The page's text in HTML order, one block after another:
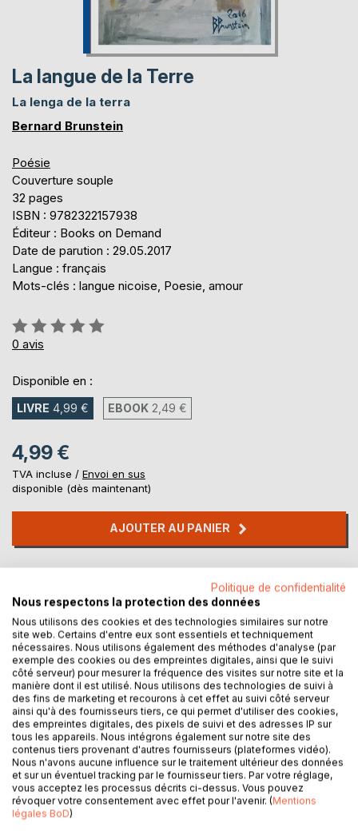
La langue de la Terre
La lenga de la terra
Bernard Brunstein
Poésie
Couverture souple
32 pages
ISBN : 9782322157938
Éditeur : Books on Demand
Date de parution : 29.05.2017
Langue : français
Mots-clés : langue nicoise, Poesie, amour
Évaluation:
0%
0 avis
Disponible en :
LIVRE 4,99 € EBOOK 2,49 €
4,99 €
TVA incluse / Envoi en sus
disponible (dès maintenant)
AJOUTER AU PANIER
DESCRIPTION
les mots chantent quand ils sont prononcés dans la langue
maternelle
AUTEUR(S)
Politique de confidentialité
Nous respectons la protection des données
Nous utilisons des cookies et des technologies similaires sur notre
site web. Certains d'entre eux sont essentiels et techniquement
nécessaires. Nous utilisons également des méthodes d'analyse (par
exemple des cookies ou des empreintes digitales, ainsi que le suivi
côté serveur) pour mesurer la fréquence des visites sur notre site et la
manière dont il est utilisé. Nous utilisons des technologies de suivi à
des fins de marketing et recourons à cet effet au suivi côté serveur
ainsi qu'à des fournisseurs tiers, ce qui permet d'utiliser des cookies,
des empreintes digitales, des pixels de suivi et des adresses IP sur
tous les appareils. Nous intégrons également sur notre site des
contenus tiers provenant d'autres fournisseurs (plateformes vidéo).
Nous n'avons aucune influence sur le traitement ultérieur des données
et sur un éventuel tracking par le fournisseur tiers. Par votre réglage,
vous acceptez les processus décrits ci-dessus. Vous pouvez
révoquer votre consentement avec effet pour l'avenir. (Mentions
légales BoD)